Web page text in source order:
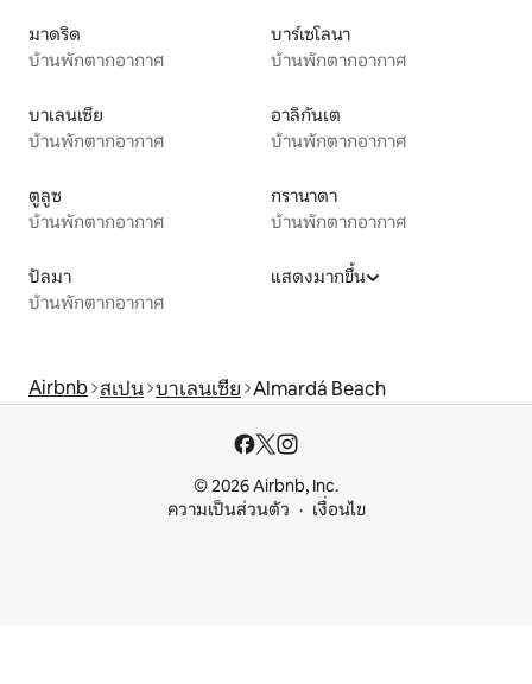
มาดริด
บ้านพักตากอากาศ
บาร์เซโลนา
บ้านพักตากอากาศ
บาเลนเซีย
บ้านพักตากอากาศ
อาลิกันเต
บ้านพักตากอากาศ
ตูลูซ
บ้านพักตากอากาศ
กรานาดา
บ้านพักตากอากาศ
ปัลมา
บ้านพักตากอากาศ
แสดงมากขึ้น
Airbnb สเปน บาเลนเซีย Almardá Beach
© 2026 Airbnb, Inc.
ความเป็นส่วนตัว
เงื่อนไข